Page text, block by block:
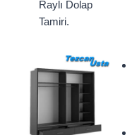
Raylı Dolap
Tamiri.